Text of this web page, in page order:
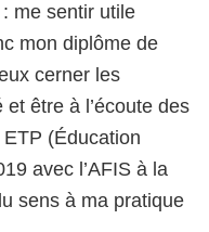
me sentir utile
mon diplôme de
cerner les
être à l’écoute des
(Éducation
avec l’AFIS à la
sens à ma pratique